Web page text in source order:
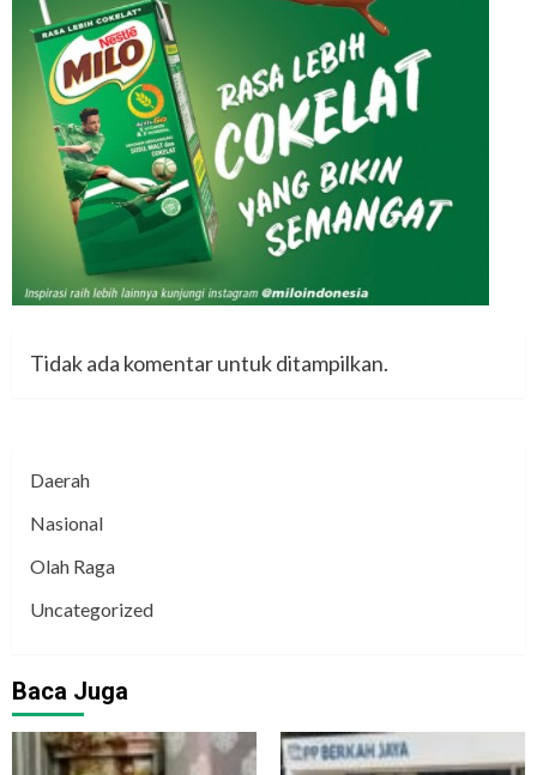
Tidak ada komentar untuk ditampilkan.
Daerah
Nasional
Olah Raga
Uncategorized
Baca Juga